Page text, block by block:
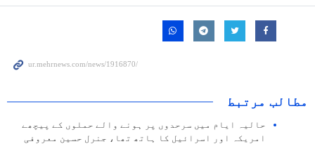
مطالب مرتبط
حالیہ ایام میں سرحدوں پر ہونے والے حملوں کے پیچھے
امریکہ اور اسرائیل کا ہاتھ تھا، جنرل حسین معروفی